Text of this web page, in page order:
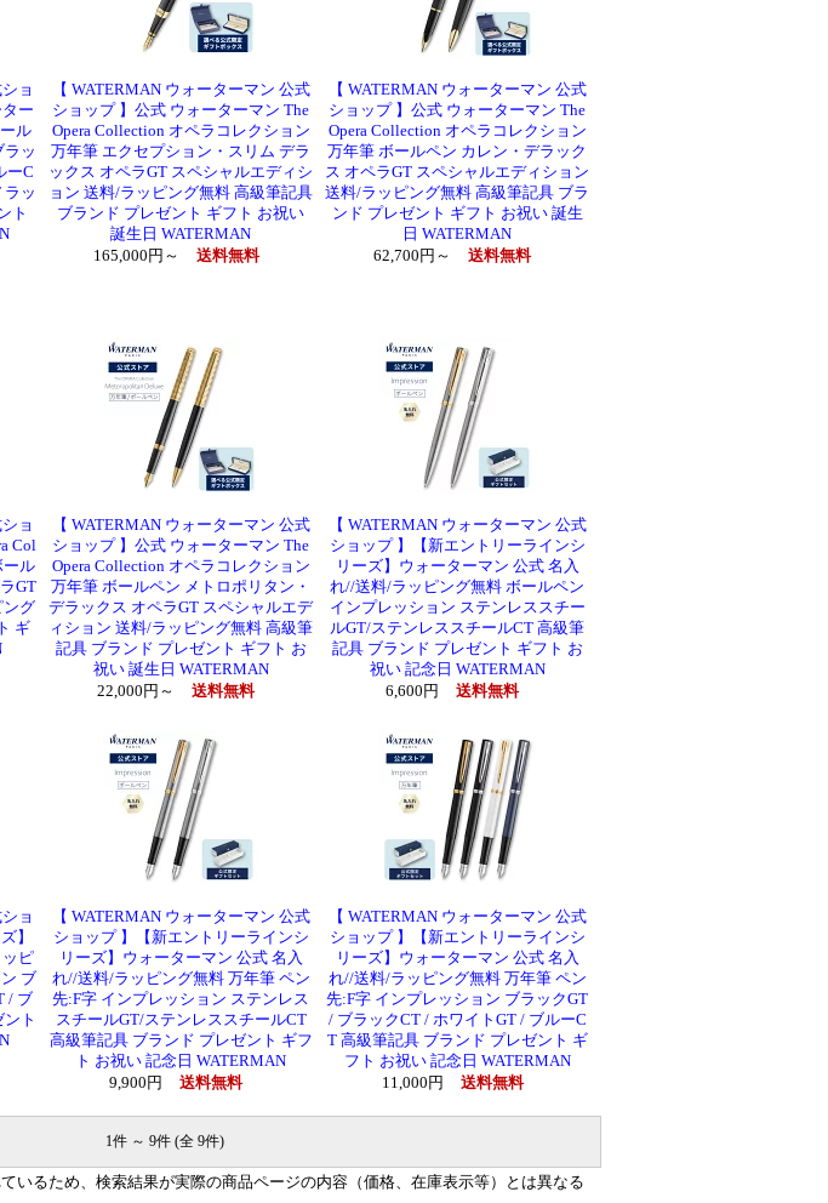
ョ
ー
ル
ッ
ーC
ラッ
ト
【 WATERMAN ウォーターマン 公式
ショップ 】公式 ウォーターマン The
Opera Collection オペラコレクション
万年筆 エクセプション・スリム デラ
ックス オペラGT スペシャルエディシ
ョン 送料/ラッピング無料 高級筆記具
ブランド プレゼント ギフト お祝い
誕生日 WATERMAN
165,000円～
送料無料
【 WATERMAN ウォーターマン 公式
ショップ 】公式 ウォーターマン The
Opera Collection オペラコレクション
万年筆 ボールペン カレン・デラック
ス オペラGT スペシャルエディション
送料/ラッピング無料 高級筆記具 ブラ
ンド プレゼント ギフト お祝い 誕生
日 WATERMAN
62,700円～
送料無料
ョ
Col
ール
GT
ング
ギ
【 WATERMAN ウォーターマン 公式
ショップ 】公式 ウォーターマン The
Opera Collection オペラコレクション
万年筆 ボールペン メトロポリタン・
デラックス オペラGT スペシャルエデ
ィション 送料/ラッピング無料 高級筆
記具 ブランド プレゼント ギフト お
祝い 誕生日 WATERMAN
22,000円～
送料無料
【 WATERMAN ウォーターマン 公式
ショップ 】【新エントリーラインシ
リーズ】ウォーターマン 公式 名入
れ//送料/ラッピング無料 ボールペン
インプレッション ステンレススチー
ルGT/ステンレススチールCT 高級筆
記具 ブランド プレゼント ギフト お
祝い 記念日 WATERMAN
6,600円
送料無料
ョ
】
ピ
ブ
/ ブ
ト
【 WATERMAN ウォーターマン 公式
ショップ 】【新エントリーラインシ
リーズ】ウォーターマン 公式 名入
れ//送料/ラッピング無料 万年筆 ペン
先:F字 インプレッション ステンレス
スチールGT/ステンレススチールCT
高級筆記具 ブランド プレゼント ギフ
ト お祝い 記念日 WATERMAN
9,900円
送料無料
【 WATERMAN ウォーターマン 公式
ショップ 】【新エントリーラインシ
リーズ】ウォーターマン 公式 名入
れ//送料/ラッピング無料 万年筆 ペン
先:F字 インプレッション ブラックGT
/ ブラックCT / ホワイトGT / ブルーC
T 高級筆記具 ブランド プレゼント ギ
フト お祝い 記念日 WATERMAN
11,000円
送料無料
1件 ～ 9件 (全 9件)
いるため、検索結果が実際の商品ページの内容（価格、在庫表示等）とは異なる